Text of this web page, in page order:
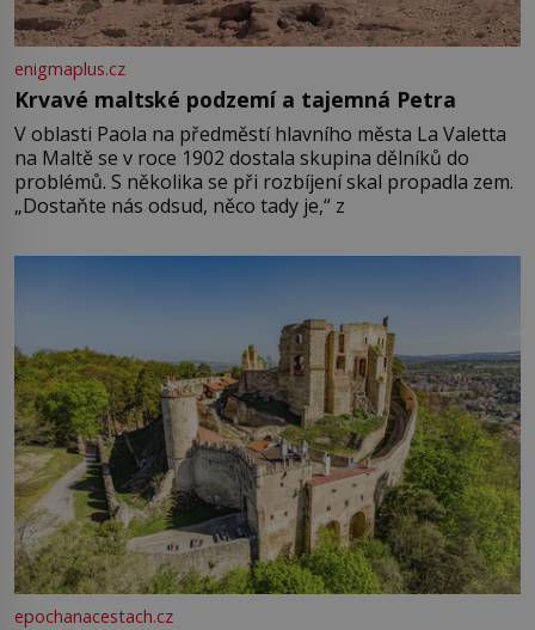
enigmaplus.cz
Krvavé maltské podzemí a tajemná Petra
V oblasti Paola na předměstí hlavního města La Valetta
na Maltě se v roce 1902 dostala skupina dělníků do
problémů. S několika se při rozbíjení skal propadla zem.
„Dostaňte nás odsud, něco tady je,“ z
epochanacestach.cz